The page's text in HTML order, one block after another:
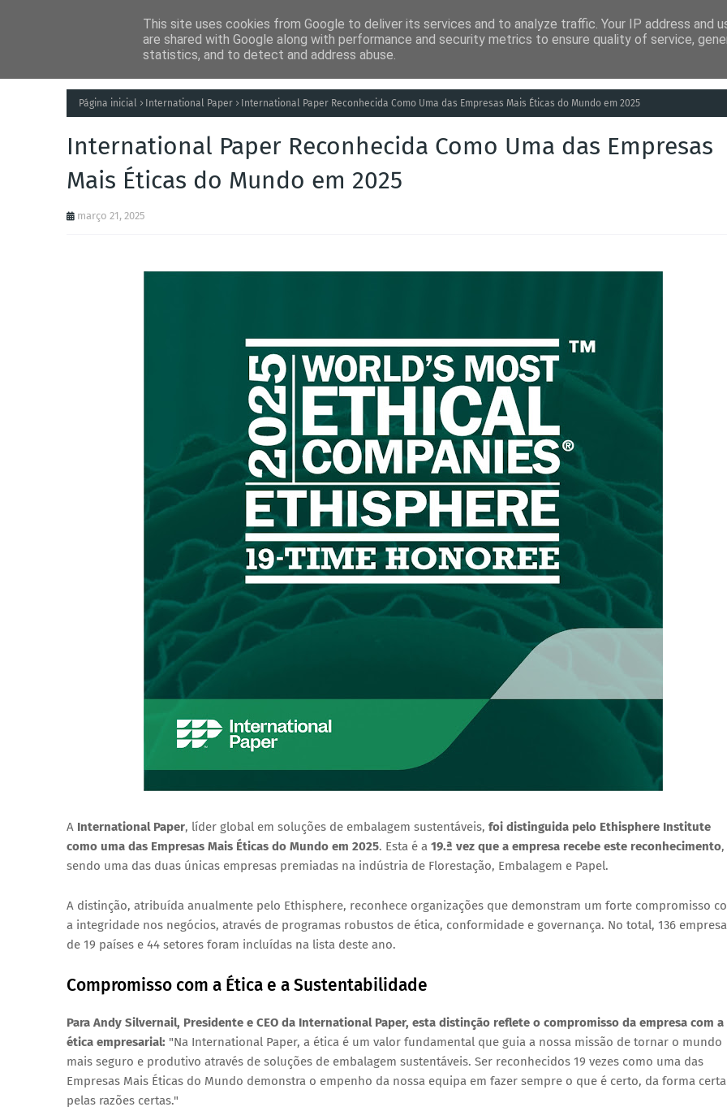
Notícias Tecnologia Análises Entretenimento Humor Saúde
Página inicial International Paper International Paper Reconhecida Como Uma das Empresas Mais Éticas do Mundo em 2025
International Paper Reconhecida Como Uma das Empresas
Mais Éticas do Mundo em 2025
março 21, 2025
A International Paper, líder global em soluções de embalagem sustentáveis, foi distinguida pelo Ethisphere Institute
como uma das Empresas Mais Éticas do Mundo em 2025. Esta é a 19.ª vez que a empresa recebe este reconhecimento,
sendo uma das duas únicas empresas premiadas na indústria de Florestação, Embalagem e Papel.
A distinção, atribuída anualmente pelo Ethisphere, reconhece organizações que demonstram um forte compromisso
a integridade nos negócios, através de programas robustos de ética, conformidade e governança. No total, 136
de 19 países e 44 setores foram incluídas na lista deste ano.
Compromisso com a Ética e a Sustentabilidade
Para Andy Silvernail, Presidente e CEO da International Paper, esta distinção reflete o compromisso da empresa com a
ética empresarial: "Na International Paper, a ética é um valor fundamental que guia a nossa missão de tornar o mundo
mais seguro e produtivo através de soluções de embalagem sustentáveis. Ser reconhecidos 19 vezes como uma das
Empresas Mais Éticas do Mundo demonstra o empenho da nossa equipa em fazer sempre o que é certo, da forma
pelas razões certas."
This site uses cookies from Google to deliver its services and to analyze traffic. Your IP address and
are shared with Google along with performance and security metrics to ensure quality of service,
statistics, and to detect and address abuse.